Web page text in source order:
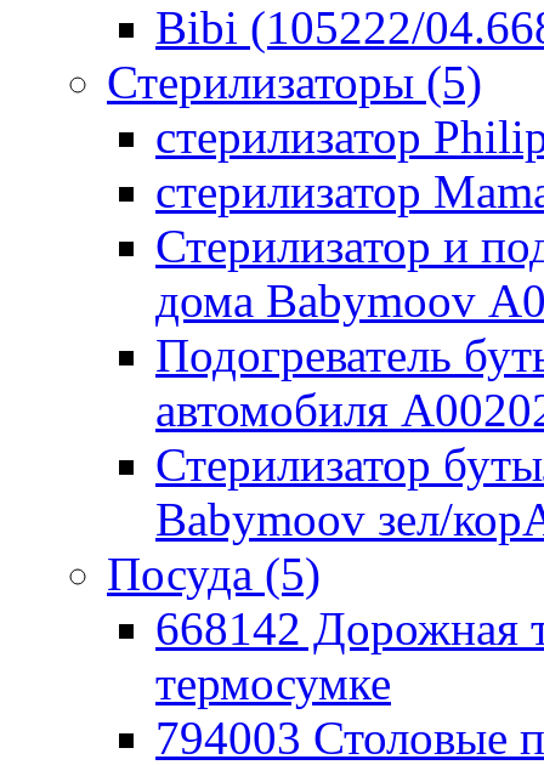
Bibi (105222/
Стерилизаторы (5)
стерилизатор
стерилизатор
Стерилизатор и
дома Babymoov
Подогреватель
автомобиля
Стерилизатор
Babymoov зел/
Посуда (5)
668142 Дорожная
термосумке
794003 Столовые